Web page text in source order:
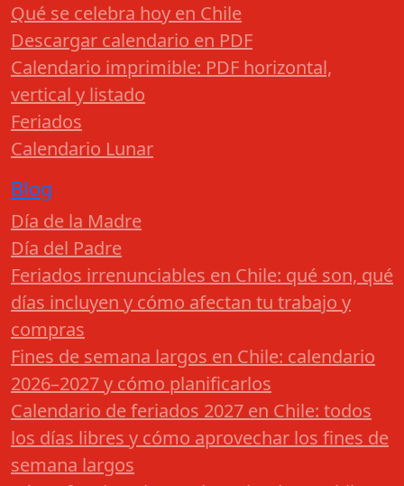
Qué se celebra hoy en Chile
Descargar calendario en PDF
Calendario imprimible: PDF horizontal,
vertical y listado
Feriados
Calendario Lunar
Blog
Día de la Madre
Día del Padre
Feriados irrenunciables en Chile: qué son, qué
días incluyen y cómo afectan tu trabajo y
compras
Fines de semana largos en Chile: calendario
2026–2027 y cómo planificarlos
Calendario de feriados 2027 en Chile: todos
los días libres y cómo aprovechar los fines de
semana largos